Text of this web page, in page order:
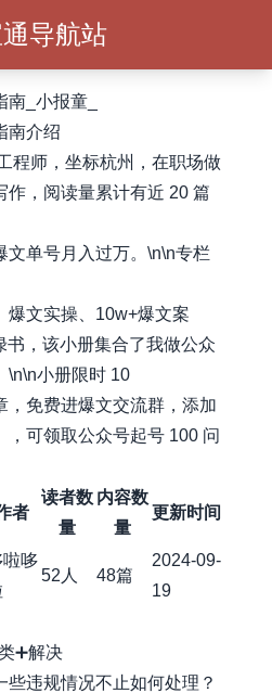
导航站
_小报童_
南介绍
程师，坐标杭州，在职场做
作，阅读量累计有近 20 篇
文单号月入过万。\n\n专栏
爆文实操、10w+爆文案
书，该小册集合了我做公众
\n\n小册限时 10
，免费进爆文交流群，添加
，可领取公众号起号 100 问
者
读者数
量
内容数
量
更新时间
啦哆
52人 48篇
2024-09-
19
➕解决
些违规情况不止如何处理？